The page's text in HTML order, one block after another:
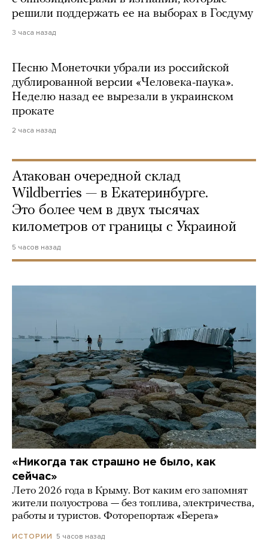
решили поддержать ее на выборах в Госдуму
3 часа назад
Песню Монеточки убрали из российской
дублированной версии «Человека-паука».
Неделю назад ее вырезали в украинском
прокате
2 часа назад
Атакован очередной склад
Wildberries — в Екатеринбурге.
Это более чем в двух тысячах
километров от границы с Украиной
5 часов назад
«Никогда так страшно не было, как
сейчас»
Лето 2026 года в Крыму. Вот каким его запомнят
жители полуострова — без топлива, электричества,
работы и туристов. Фоторепортаж «Берега»
ИСТОРИИ 5 часов назад